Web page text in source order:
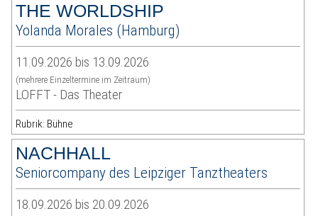
THE WORLDSHIP
Yolanda Morales (Hamburg)
11.09.2026 bis 13.09.2026
(mehrere Einzeltermine im Zeitraum)
LOFFT - Das Theater
Rubrik: Bühne
NACHHALL
Seniorcompany des Leipziger Tanztheaters
18.09.2026 bis 20.09.2026